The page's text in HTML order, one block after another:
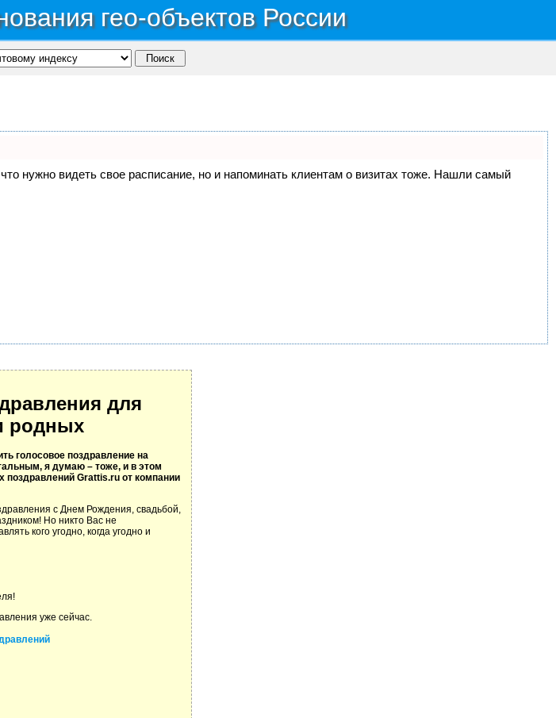
гео-объектов России
нужно видеть свое расписание, но и напоминать клиентам о визитах тоже. Нашли самый
для
родных
голосовое поздравление на
я думаю – тоже, и в этом
поздравлений Grattis.ru от компании
с Днем Рождения, свадьбой,
Но никто Вас не
кого угодно, когда угодно и
уже сейчас.